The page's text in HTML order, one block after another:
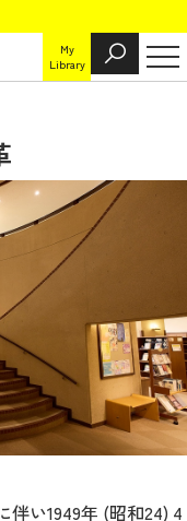
My
Library
伴い1949年 (昭和24) 4